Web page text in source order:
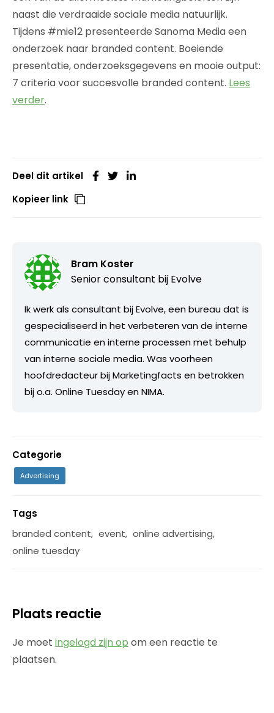
naast die verdraaide sociale media natuurlijk.
Tijdens #mie12 presenteerde Sanoma Media een
onderzoek naar branded content. Boeiende
presentatie, onderzoeksgegevens en mooie output:
7 criteria voor succesvolle branded content. Lees
verder.
Deel dit artikel
Kopieer link
Bram Koster
Senior consultant bij Evolve
Ik werk als consultant bij Evolve, een bureau dat is
gespecialiseerd in het verbeteren van de interne
communicatie en interne processen met behulp
van interne sociale media. Was voorheen
hoofdredacteur bij Marketingfacts en betrokken
bij o.a. Online Tuesday en NIMA.
Categorie
Advertising
Tags
branded content, event, online advertising,
online tuesday
Plaats reactie
Je moet ingelogd zijn op om een reactie te
plaatsen.